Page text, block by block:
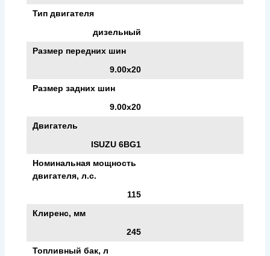
Тип двигателя
дизельный
Размер передних шин
9.00х20
Размер задних шин
9.00х20
Двигатель
ISUZU 6BG1
Номинальная мощность
двигателя, л.с.
115
Клиренс, мм
245
Топливный бак, л